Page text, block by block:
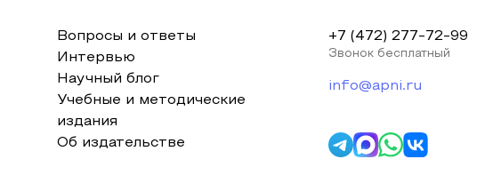
Вопросы и ответы
Интервью
Научный блог
Учебные и методические
издания
Об издательстве
+7 (472) 277-72-99
Звонок бесплатный
info@apni.ru